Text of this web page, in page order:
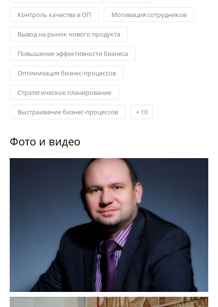
Контроль качества в ОП Мотивация сотрудников
Вывод на рынок нового продукта
Повышение эффективности бизнеса
Оптимизация бизнес-процессов
Стратегическое планирование
Выстраивание бизнес-процессов + 10
Фото и видео